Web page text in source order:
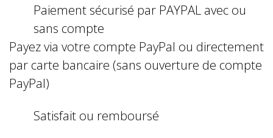
Paiement sécurisé par PAYPAL avec ou
sans compte
Payez via votre compte PayPal ou directement
par carte bancaire (sans ouverture de compte
PayPal)
Satisfait ou remboursé